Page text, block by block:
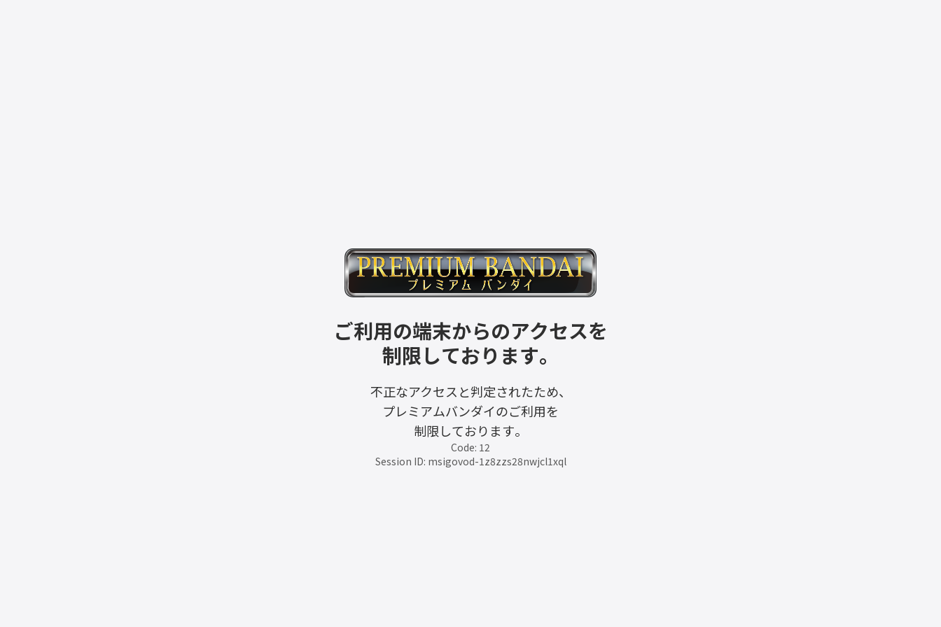
ご利用の端末からのアクセスを
制限しております。
不正なアクセスと判定されたため、
プレミアムバンダイのご利用を
制限しております。
Code: 12
Session ID: msigovod-1z8zzs28nwjcl1xql